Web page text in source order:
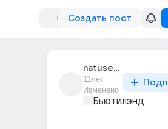
Создать пост
natusenok_4
11лет
Изменено
Бьютилэнд